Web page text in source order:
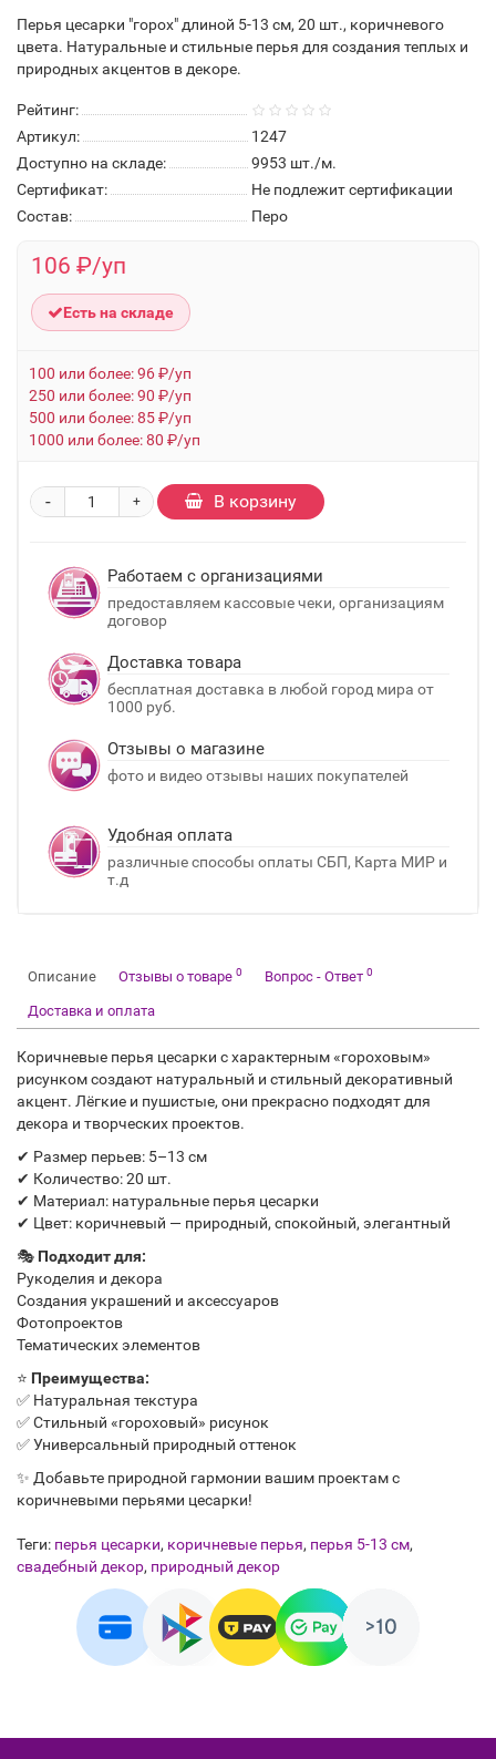
Перья цесарки "горох" длиной 5-13 см, 20 шт., коричневого
цвета. Натуральные и стильные перья для создания теплых и
природных акцентов в декоре.
Рейтинг:
Артикул:
1247
Доступно на складе:
9953 шт./м.
Сертификат:
Не подлежит сертификации
Состав:
Перо
106 ₽/уп
Есть на складе
100 или более: 96 ₽/уп
250 или более: 90 ₽/уп
500 или более: 85 ₽/уп
1000 или более: 80 ₽/уп
+
- В корзину
Работаем с организациями
предоставляем кассовые чеки, организациям
договор
Доставка товара
бесплатная доставка в любой город мира от
1000 руб.
Отзывы о магазине
фото и видео отзывы наших покупателей
Удобная оплата
различные способы оплаты СБП, Карта МИР и
т.д
Описание Отзывы о товаре 0 Вопрос - Ответ 0
Доставка и оплата
Коричневые перья цесарки с характерным «гороховым»
рисунком создают натуральный и стильный декоративный
акцент. Лёгкие и пушистые, они прекрасно подходят для
декора и творческих проектов.
✔ Размер перьев: 5–13 см
✔ Количество: 20 шт.
✔ Материал: натуральные перья цесарки
✔ Цвет: коричневый — природный, спокойный, элегантный
🎭 Подходит для:
Рукоделия и декора
Создания украшений и аксессуаров
Фотопроектов
Тематических элементов
⭐ Преимущества:
✅ Натуральная текстура
✅ Стильный «гороховый» рисунок
✅ Универсальный природный оттенок
✨ Добавьте природной гармонии вашим проектам с
коричневыми перьями цесарки!
Теги: перья цесарки, коричневые перья, перья 5-13 см,
свадебный декор, природный декор